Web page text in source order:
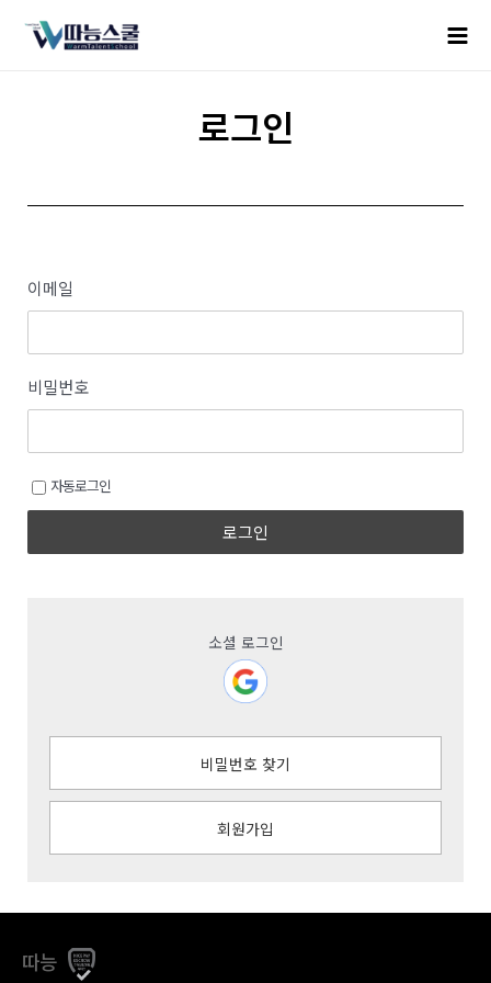
로그인
이메일
비밀번호
자동로그인
로그인
소셜 로그인
비밀번호 찾기
회원가입
따능